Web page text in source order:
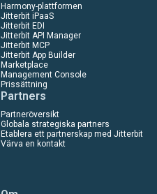
Harmony-plattformen
Jitterbit iPaaS
Jitterbit EDI
Jitterbit API Manager
Jitterbit MCP
Jitterbit App Builder
Marketplace
Management Console
Prissättning
Partners
Partneröversikt
Globala strategiska partners
Etablera ett partnerskap med Jitterbit
Värva en kontakt